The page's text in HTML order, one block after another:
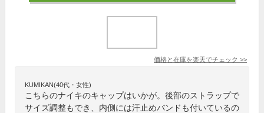
価格と在庫を楽天でチェック >>
KUMIKAN(40代・女性)
こちらのナイキのキャップはいかが。後部のストラップで
サイズ調整もでき、内側には汗止めバンドも付いているの